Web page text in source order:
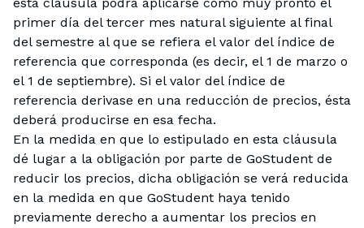
primer día del tercer mes natural siguiente al final
del semestre al que se refiera el valor del índice de
referencia que corresponda (es decir, el 1 de marzo o
el 1 de septiembre). Si el valor del índice de
referencia derivase en una reducción de precios, ésta
deberá producirse en esa fecha.
En la medida en que lo estipulado en esta cláusula
dé lugar a la obligación por parte de GoStudent de
reducir los precios, dicha obligación se verá reducida
en la medida en que GoStudent haya tenido
previamente derecho a aumentar los precios en